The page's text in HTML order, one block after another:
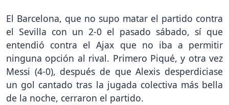
El Barcelona, que no supo matar el partido contra
el Sevilla con un 2-0 el pasado sábado, sí que
entendió contra el Ajax que no iba a permitir
ninguna opción al rival. Primero Piqué, y otra vez
Messi (4-0), después de que Alexis desperdiciase
un gol cantado tras la jugada colectiva más bella
de la noche, cerraron el partido.